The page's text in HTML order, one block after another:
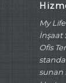
My
İnşaat
Ofis
sunan